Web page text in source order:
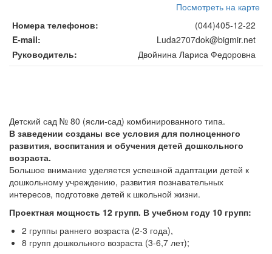
Посмотреть на карте
Номера телефонов
(044)405-12-22
E-mail
Luda2707dok@bigmir.net
Руководитель
Двойнина Лариса Федоровна
Детский сад № 80 (ясли-сад) комбинированного типа.
В заведении созданы все условия для полноценного
развития, воспитания и обучения детей дошкольного
возраста.
Большое внимание уделяется успешной адаптации детей к
дошкольному учреждению, развития познавательных
интересов, подготовке детей к школьной жизни.
Проектная мощность 12 групп. В учебном году 10 групп:
2 группы раннего возраста (2-3 года),
8 групп дошкольного возраста (3-6,7 лет);